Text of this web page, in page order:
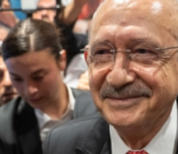
Mutlak butlan kararıyla
Yargıtay'a hâlâ
istinaf; evrak, masraf,
CHP’de kayyum düzeni
siyasetse izliyor